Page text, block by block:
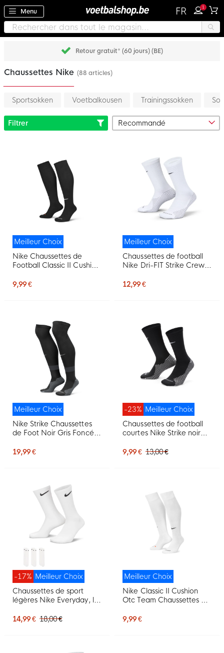
Menu FR 1
Retour gratuit* (60 jours) (BE)
Chaussettes Nike (88 articles)
Sportsokken Voetbalkousen Trainingssokken
Filtrer
Meilleur Choix
Nike Chaussettes de
Football Classic II Cushion
9,99 €
Meilleur Choix
Chaussettes de football
Nike Dri-FIT Strike Crew
12,99 €
Meilleur Choix
Nike Strike Chaussettes
de Foot Noir Gris Foncé
19,99 €
Meilleur Choix
-23%
Chaussettes de football
courtes Nike Strike noires
9,99 € 13,00 €
Meilleur Choix
-17%
Chaussettes de sport
légères Nike Everyday, lot
14,99 € 18,00 €
Meilleur Choix
Nike Classic II Cushion
Otc Team Chaussettes de
9,99 €